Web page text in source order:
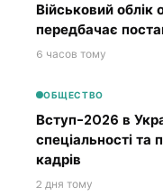
Військовий
передбачає
6 часов тому
ОБЩЕСТВО
Вступ-2026 в
спеціальності та
кадрів
2 дня тому